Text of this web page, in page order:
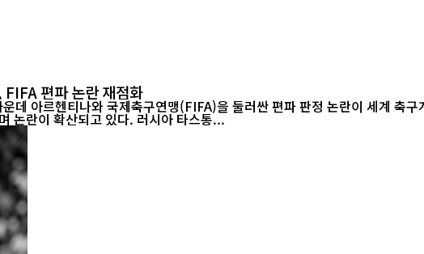
편파 논란 재점화
데 아르헨티나와 국제축구연맹(FIFA)을 둘러싼 편파 판정 논란이 세계 축
참가 자격을 박탈해야 한다는 청원에 250만 명 이상이 서명하며 논란이 확산되고 있다. 러시아 타스통...